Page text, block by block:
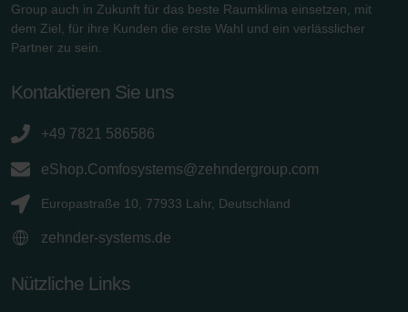
Group auch in Zukunft für das beste Raumklima einsetzen, mit
dem Ziel, für ihre Kunden die erste Wahl und ein verlässlicher
Partner zu sein.
Kontaktieren Sie uns
+49 7821 586586
eShop.Comfosystems@zehndergroup.com
Europastraße 10, 77933 Lahr, Deutschland
zehnder-systems.de
Nützliche Links